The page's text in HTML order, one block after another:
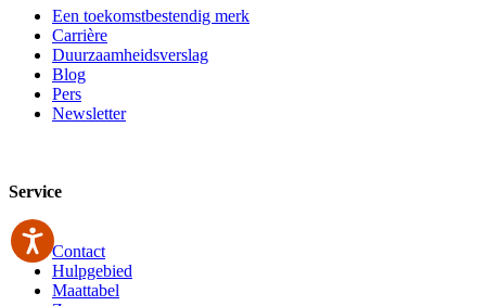
Een toekomstbestendig merk
Carrière
Duurzaamheidsverslag
Blog
Pers
Newsletter
Service
Contact
Hulpgebied
Maattabel